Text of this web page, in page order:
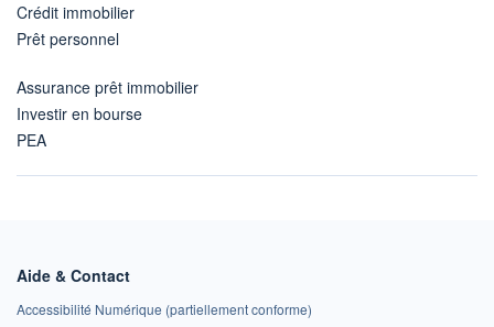
Crédit immobilier
Prêt personnel
Assurance prêt immobilier
Investir en bourse
PEA
Aide & Contact
Accessibilité Numérique (partiellement conforme)